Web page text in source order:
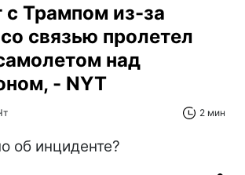
с Трампом из-за
связью пролетел
над
- NYT
2 мин
об инциденте?